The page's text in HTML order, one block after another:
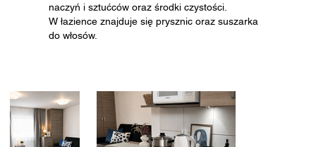
naczyń i sztućców oraz środki czystości.
W łazience znajduje się prysznic oraz suszarka
do włosów.